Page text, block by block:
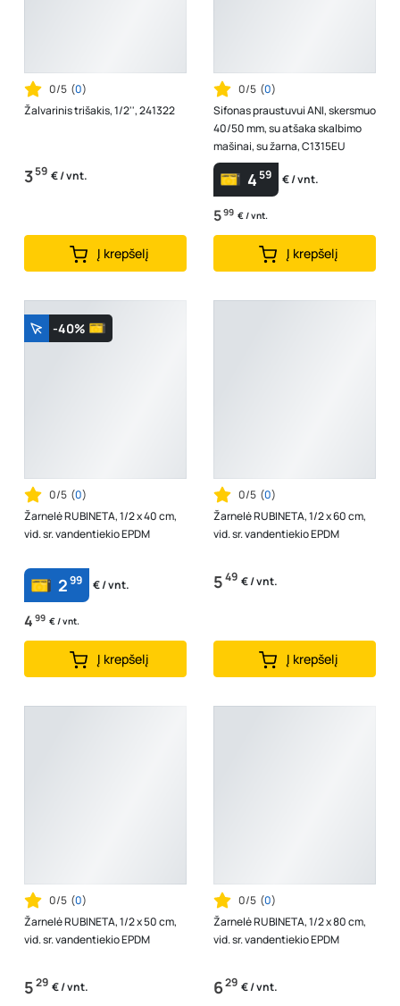
0/5 (0)
Žalvarinis trišakis, 1/2'', 241322
359 € / vnt.
Į krepšelį
0/5 (0)
Sifonas praustuvui ANI, skersmuo
40/50 mm, su atšaka skalbimo
mašinai, su žarna, C1315EU
459 € / vnt.
599 € / vnt.
Į krepšelį
-40%
0/5 (0)
Žarnelė RUBINETA, 1/2 x 40 cm,
vid. sr. vandentiekio EPDM
299 € / vnt.
4 99 € / vnt.
Į krepšelį
0/5 (0)
Žarnelė RUBINETA, 1/2 x 60 cm,
vid. sr. vandentiekio EPDM
549 € / vnt.
Į krepšelį
0/5 (0)
Žarnelė RUBINETA, 1/2 x 50 cm,
vid. sr. vandentiekio EPDM
529 € / vnt.
0/5 (0)
Žarnelė RUBINETA, 1/2 x 80 cm,
vid. sr. vandentiekio EPDM
629 € / vnt.